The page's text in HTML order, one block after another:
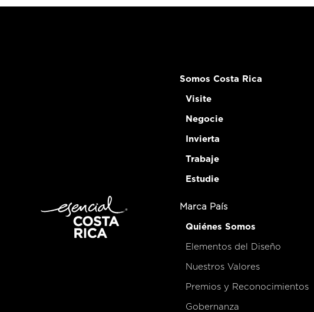
Somos Costa Rica
Visite
Negocie
Invierta
Trabaje
Estudie
Marca País
Quiénes Somos
Elementos del Diseño
Nuestros Valores
Premios y Reconocimientos
Gobernanza